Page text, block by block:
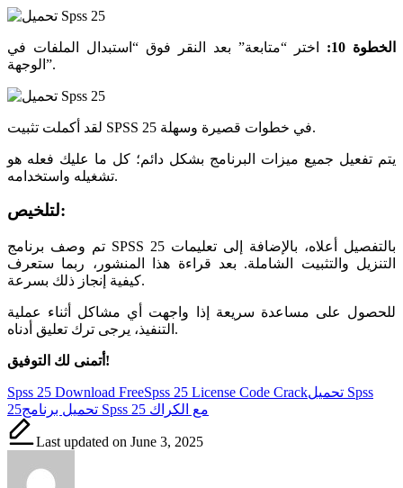
الخطوة 10:
اختر “متابعة” بعد النقر فوق “استبدال الملفات في
الوجهة”.
لقد أكملت تثبيت SPSS 25 في خطوات قصيرة وسهلة.
يتم تفعيل جميع ميزات البرنامج بشكل دائم؛ كل ما عليك فعله هو
تشغيله واستخدامه.
لتلخيص:
تم وصف برنامج SPSS 25 بالتفصيل أعلاه، بالإضافة إلى تعليمات
التنزيل والتثبيت الشاملة. بعد قراءة هذا المنشور، ربما ستعرف
كيفية إنجاز ذلك بسرعة.
للحصول على مساعدة سريعة إذا واجهت أي مشاكل أثناء عملية
التنفيذ، يرجى ترك تعليق أدناه.
أتمنى لك التوفيق!
Tags:
Spss 25 Download FreeSpss 25 License Code Crackتحميل Spss
25
تحميل برنامج Spss 25 مع الكراك
Last updated on June 3, 2025